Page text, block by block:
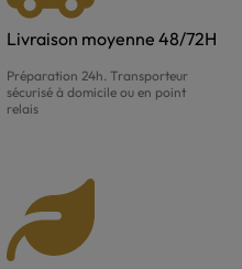
Livraison moyenne 48/72H
Préparation 24h. Transporteur
sécurisé à domicile ou en point
relais